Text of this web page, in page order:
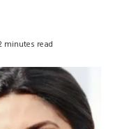
minutes read